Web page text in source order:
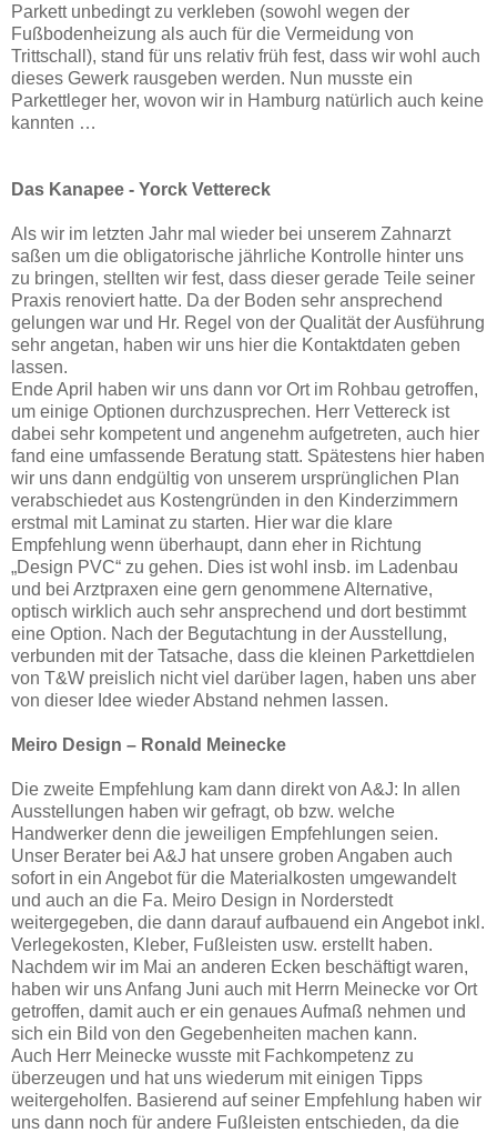
Parkett unbedingt zu verkleben (sowohl wegen der
Fußbodenheizung als auch für die Vermeidung von
Trittschall), stand für uns relativ früh fest, dass wir wohl auch
dieses Gewerk rausgeben werden. Nun musste ein
Parkettleger her, wovon wir in Hamburg natürlich auch keine
kannten …
Das Kanapee - Yorck Vettereck
Als wir im letzten Jahr mal wieder bei unserem Zahnarzt
saßen um die obligatorische jährliche Kontrolle hinter uns
zu bringen, stellten wir fest, dass dieser gerade Teile seiner
Praxis renoviert hatte. Da der Boden sehr ansprechend
gelungen war und Hr. Regel von der Qualität der Ausführung
sehr angetan, haben wir uns hier die Kontaktdaten geben
lassen.
Ende April haben wir uns dann vor Ort im Rohbau getroffen,
um einige Optionen durchzusprechen. Herr Vettereck ist
dabei sehr kompetent und angenehm aufgetreten, auch hier
fand eine umfassende Beratung statt. Spätestens hier haben
wir uns dann endgültig von unserem ursprünglichen Plan
verabschiedet aus Kostengründen in den Kinderzimmern
erstmal mit Laminat zu starten. Hier war die klare
Empfehlung wenn überhaupt, dann eher in Richtung
„Design PVC“ zu gehen. Dies ist wohl insb. im Ladenbau
und bei Arztpraxen eine gern genommene Alternative,
optisch wirklich auch sehr ansprechend und dort bestimmt
eine Option. Nach der Begutachtung in der Ausstellung,
verbunden mit der Tatsache, dass die kleinen Parkettdielen
von T&W preislich nicht viel darüber lagen, haben uns aber
von dieser Idee wieder Abstand nehmen lassen.
Meiro Design – Ronald Meinecke
Die zweite Empfehlung kam dann direkt von A&J: In allen
Ausstellungen haben wir gefragt, ob bzw. welche
Handwerker denn die jeweiligen Empfehlungen seien.
Unser Berater bei A&J hat unsere groben Angaben auch
sofort in ein Angebot für die Materialkosten umgewandelt
und auch an die Fa. Meiro Design in Norderstedt
weitergegeben, die dann darauf aufbauend ein Angebot inkl.
Verlegekosten, Kleber, Fußleisten usw. erstellt haben.
Nachdem wir im Mai an anderen Ecken beschäftigt waren,
haben wir uns Anfang Juni auch mit Herrn Meinecke vor Ort
getroffen, damit auch er ein genaues Aufmaß nehmen und
sich ein Bild von den Gegebenheiten machen kann.
Auch Herr Meinecke wusste mit Fachkompetenz zu
überzeugen und hat uns wiederum mit einigen Tipps
weitergeholfen. Basierend auf seiner Empfehlung haben wir
uns dann noch für andere Fußleisten entschieden, da die